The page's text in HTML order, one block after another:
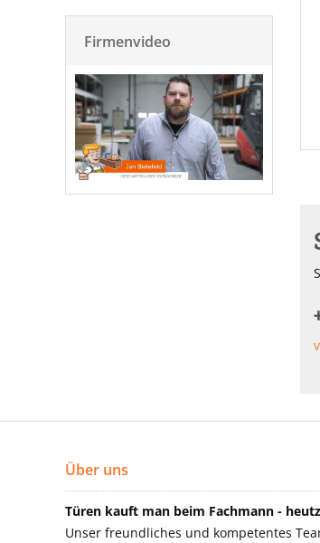
Firmenvideo
Über uns
Türen kauft man beim Fachmann -
Unser freundliches und kompetentes